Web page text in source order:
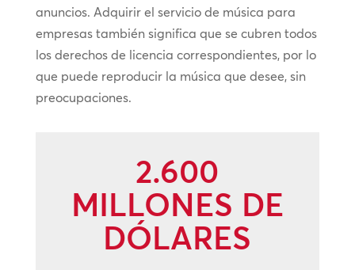
anuncios. Adquirir el servicio de música para
empresas también significa que se cubren todos
los derechos de licencia correspondientes, por lo
que puede reproducir la música que desee, sin
preocupaciones.
2.600
MILLONES DE
DÓLARES